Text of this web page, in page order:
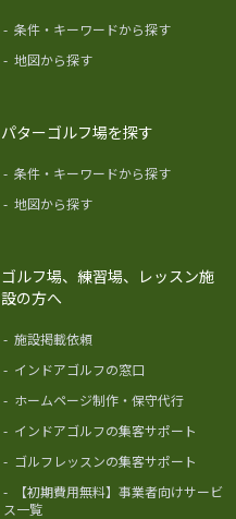
- 条件・キーワードから探す
- 地図から探す
パターゴルフ場を探す
- 条件・キーワードから探す
- 地図から探す
ゴルフ場、練習場、レッスン施
設の方へ
- 施設掲載依頼
- インドアゴルフの窓口
- ホームページ制作・保守代行
- インドアゴルフの集客サポート
- ゴルフレッスンの集客サポート
-
【初期費用無料】事業者向けサービ
ス一覧